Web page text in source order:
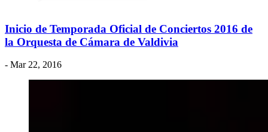
Inicio de Temporada Oficial de Conciertos 2016 de
la Orquesta de Cámara de Valdivia
- Mar 22, 2016